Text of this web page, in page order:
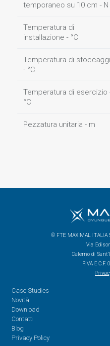
temporaneo su 10 cm - N
Temperatura di
installazione - °C
Temperatura di
- °C
Temperatura di esercizio
°C
Pezzatura unitaria - m
© FTE MAXIMAL
Via
Calerno di
P.IVA E
Case Studies
Novità
Download
Contatti
Blog
Privacy Policy